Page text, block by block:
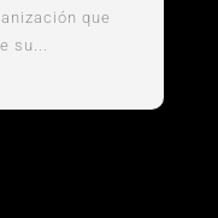
que
su...